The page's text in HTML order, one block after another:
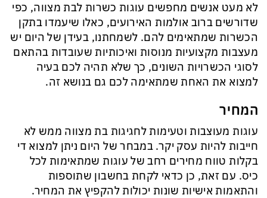
לא מעט אנשים מחפשים עוגות כשרות לבת מצווה, כפי
שדורשים ברוב אולמות האירועים, כאלו שיעמדו בתקן
הכשרות שמתאימים להם. לשמחתנו, בעידן של היום יש
מעצבות מקצועיות מנוסות ואיכותיות שעובדות בהתאם
לסוגי הכשרויות השונים, כך שלא תהיה לכם בעיה
למצוא את האחת שמתאימה לכם גם בנושא זה.
המחיר
עוגות מעוצבות וטעימות לחגיגות בת מצווה ממש לא
חייבות להיות עסק יקר. במבחר של היום ניתן למצוא די
בקלות טווח מחירים רחב של עוגות שמתאימות לכל
כיס. עם זאת, כן כדאי לקחת בחשבון שתוספות
והתאמות אישיות שונות יכולות להקפיץ את המחיר.